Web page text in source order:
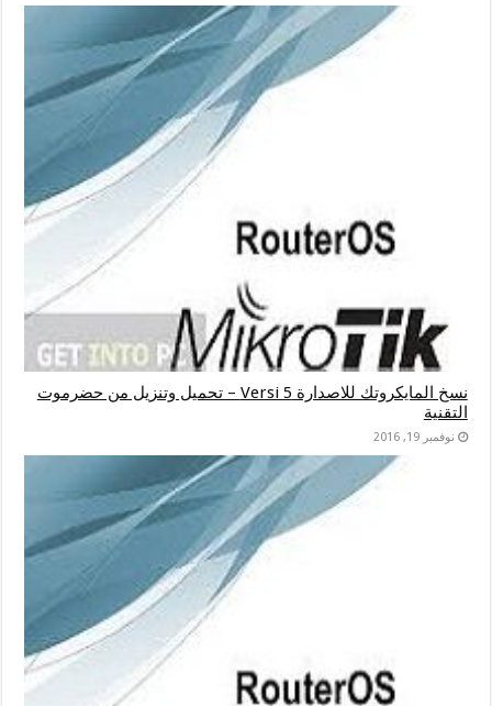
نسخ المايكروتك للاصدارة Versi 5 – تحميل وتنزيل من حضرموت
التقنية
نوفمبر 19, 2016